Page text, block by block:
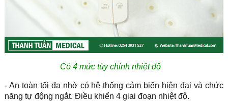
Có 4 mức tùy chỉnh nhiệt độ
- An toàn tối đa nhờ có hệ thống cảm biến hiện đại và chức
năng tự động ngắt. Điều khiển 4 giai đoạn nhiệt độ.